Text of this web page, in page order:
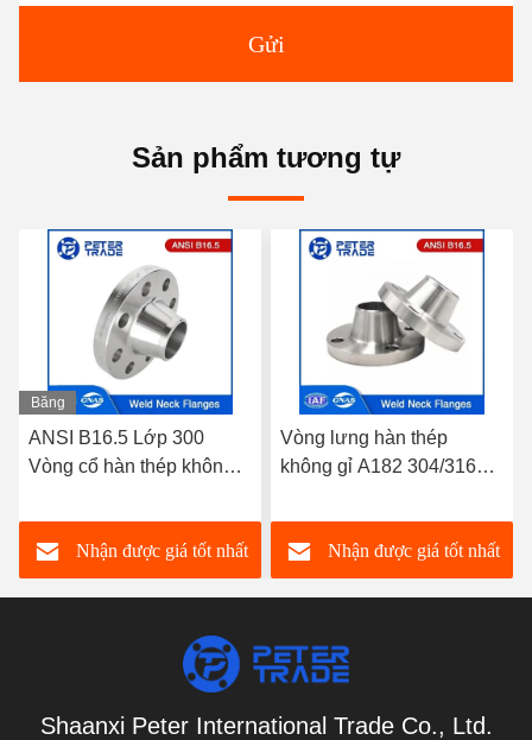
Gửi
Sản phẩm tương tự
Băng
hình
ANSI B16.5 Lớp 300
Vòng cổ hàn thép không
Mặt nâng và mặt phẳng
Nhận được giá tốt nhất
Vòng lưng hàn thép
không gỉ A182 304/316L
phẳng ANSI B16.5 lớp
150
Nhận được giá tốt nhất
Shaanxi Peter International Trade Co., Ltd.